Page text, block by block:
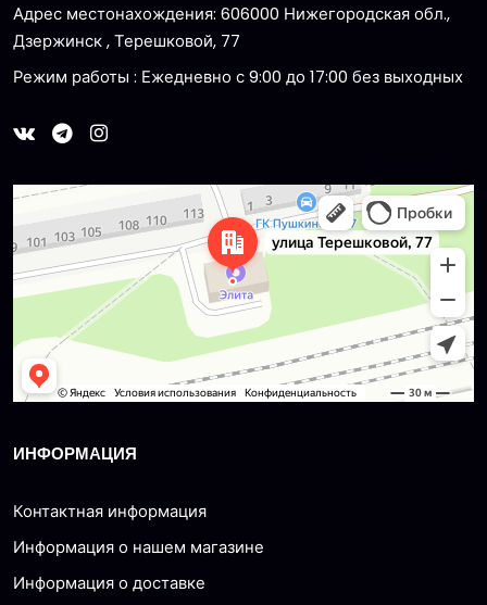
Адрес местонахождения: 606000 Нижегородская обл.,
Дзержинск , Терешковой, 77
Режим работы : Ежедневно с 9:00 до 17:00 без выходных
Dzerzhinsk
Ulitsa Tereshkovoy, 77 — Yandex Maps
ИНФОРМАЦИЯ
Контактная информация
Информация о нашем магазине
Информация о доставке